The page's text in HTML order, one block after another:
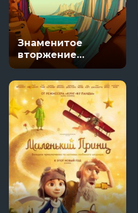
Знаменитое
вторжение
медведей на
Сицилию